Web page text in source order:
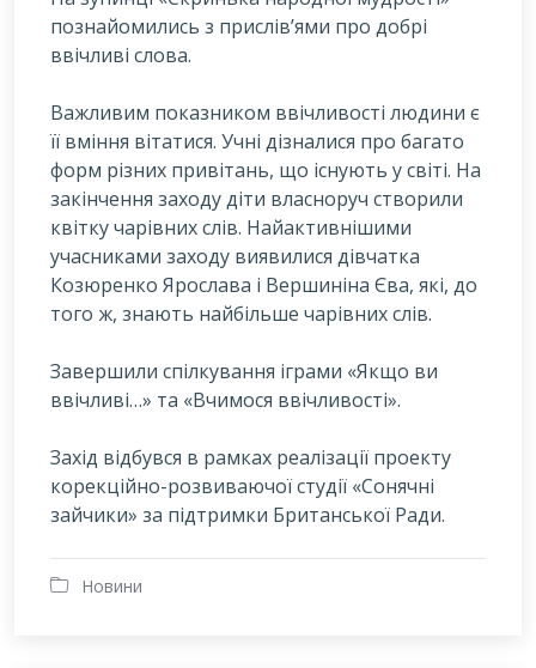
познайомились з прислів’ями про добрі
ввічливі слова.
Важливим показником ввічливості людини є
її вміння вітатися. Учні дізналися про багато
форм різних привітань, що існують у світі. На
закінчення заходу діти власноруч створили
квітку чарівних слів. Найактивнішими
учасниками заходу виявилися дівчатка
Козюренко Ярослава і Вершиніна Єва, які, до
того ж, знають найбільше чарівних слів.
Завершили спілкування іграми «Якщо ви
ввічливі…» та «Вчимося ввічливості».
Захід відбувся в рамках реалізації проекту
корекційно-розвиваючої студії «Сонячні
зайчики» за підтримки Британської Ради.
Новини